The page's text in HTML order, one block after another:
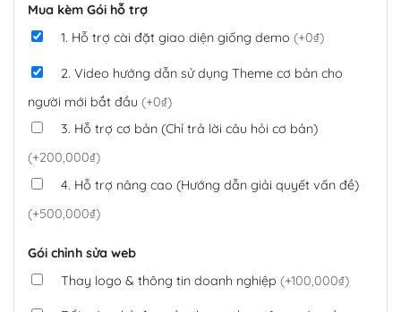
Mua kèm Gói hỗ trợ
1. Hỗ trợ cài đặt giao diện giống demo (+0₫)
2. Video hướng dẫn sử dụng Theme cơ bản cho
người mới bắt đầu (+0₫)
3. Hỗ trợ cơ bản (Chỉ trả lời câu hỏi cơ bản)
(+200,000₫)
4. Hỗ trợ nâng cao (Hướng dẫn giải quyết vấn đề)
(+500,000₫)
Gói chỉnh sửa web
Thay logo & thông tin doanh nghiệp (+100,000₫)